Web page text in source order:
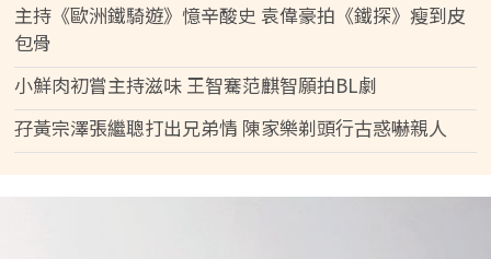
主持《歐洲鐵騎遊》憶辛酸史 袁偉豪拍《鐵探》瘦到皮
包骨
小鮮肉初嘗主持滋味 王智騫范麒智願拍BL劇
孖黃宗澤張繼聰打出兄弟情 陳家樂剃頭行古惑嚇親人